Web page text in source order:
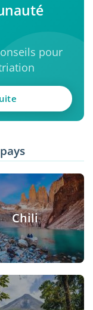
pour
Chili